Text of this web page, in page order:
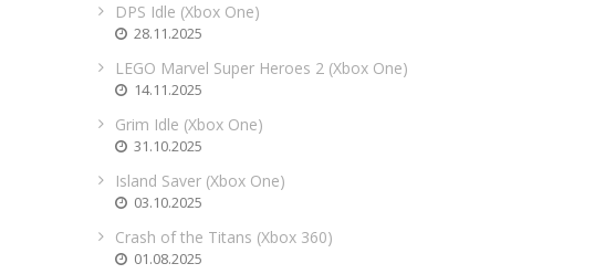
DPS Idle (Xbox One)
28.11.2025
LEGO Marvel Super Heroes 2 (Xbox One)
14.11.2025
Grim Idle (Xbox One)
31.10.2025
Island Saver (Xbox One)
03.10.2025
Crash of the Titans (Xbox 360)
01.08.2025